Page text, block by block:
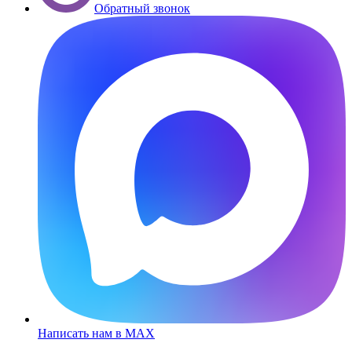
Обратный звонок
Написать нам в MAX